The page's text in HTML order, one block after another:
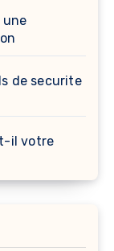
une
de securite
il votre